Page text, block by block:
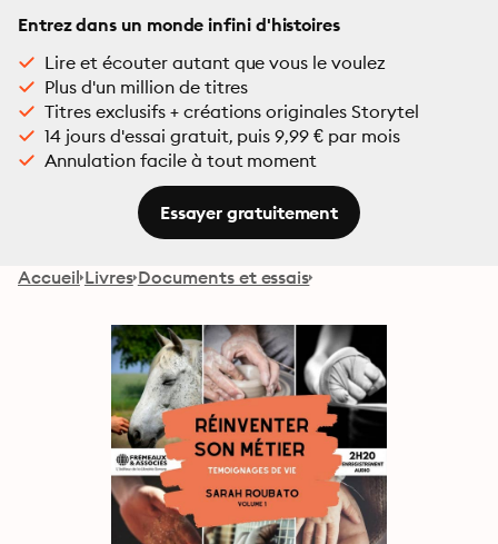
Entrez dans un monde infini d'histoires
Lire et écouter autant que vous le voulez
Plus d'un million de titres
Titres exclusifs + créations originales Storytel
14 jours d'essai gratuit, puis 9,99 € par mois
Annulation facile à tout moment
Essayer gratuitement
Accueil Livres Documents et essais